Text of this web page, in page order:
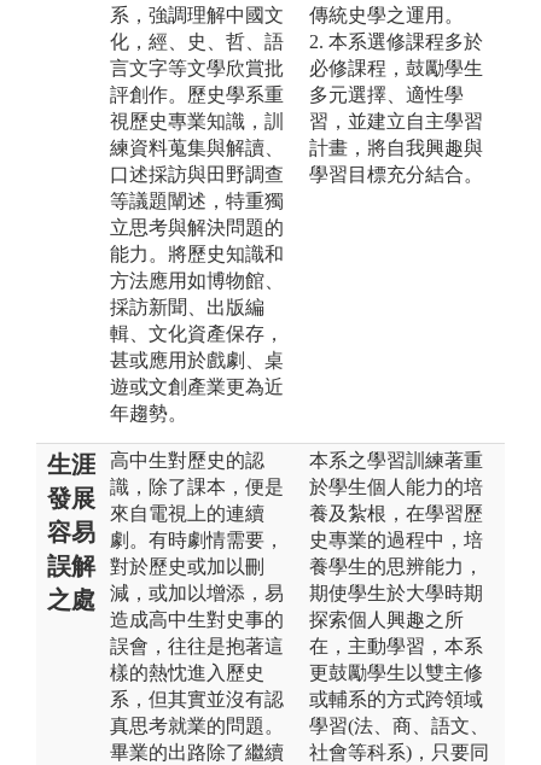
系，強調理解中國文
化，經、史、哲、語
言文字等文學欣賞批
評創作。歷史學系重
視歷史專業知識，訓
練資料蒐集與解讀、
口述採訪與田野調查
等議題闡述，特重獨
立思考與解決問題的
能力。將歷史知識和
方法應用如博物館、
採訪新聞、出版編
輯、文化資產保存，
甚或應用於戲劇、桌
遊或文創產業更為近
年趨勢。
傳統史學之運用。
2. 本系選修課程多於
必修課程，鼓勵學生
多元選擇、適性學
習，並建立自主學習
計畫，將自我興趣與
學習目標充分結合。
生涯
發展
容易
誤解
之處
高中生對歷史的認
識，除了課本，便是
來自電視上的連續
劇。有時劇情需要，
對於歷史或加以刪
減，或加以增添，易
造成高中生對史事的
誤會，往往是抱著這
樣的熱忱進入歷史
系，但其實並沒有認
真思考就業的問題。
畢業的出路除了繼續
本系之學習訓練著重
於學生個人能力的培
養及紮根，在學習歷
史專業的過程中，培
養學生的思辨能力，
期使學生於大學時期
探索個人興趣之所
在，主動學習，本系
更鼓勵學生以雙主修
或輔系的方式跨領域
學習(法、商、語文、
社會等科系)，只要同